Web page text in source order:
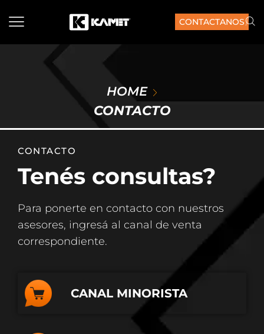
CONTACTANOS/
HOME
CONTACTO
CONTACTO
Tenés consultas?
Para ponerte en contacto con nuestros
asesores, ingresá al canal de venta
correspondiente.
CANAL MINORISTA